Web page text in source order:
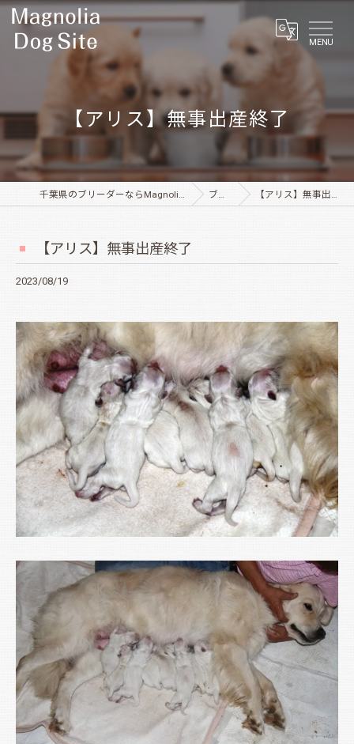
MENU
【アリス】無事出産終了
千葉県のブリーダーならMagnolia Dog Site ブログ 【アリス】無事出産終了
【アリス】無事出産終了
2023/08/19